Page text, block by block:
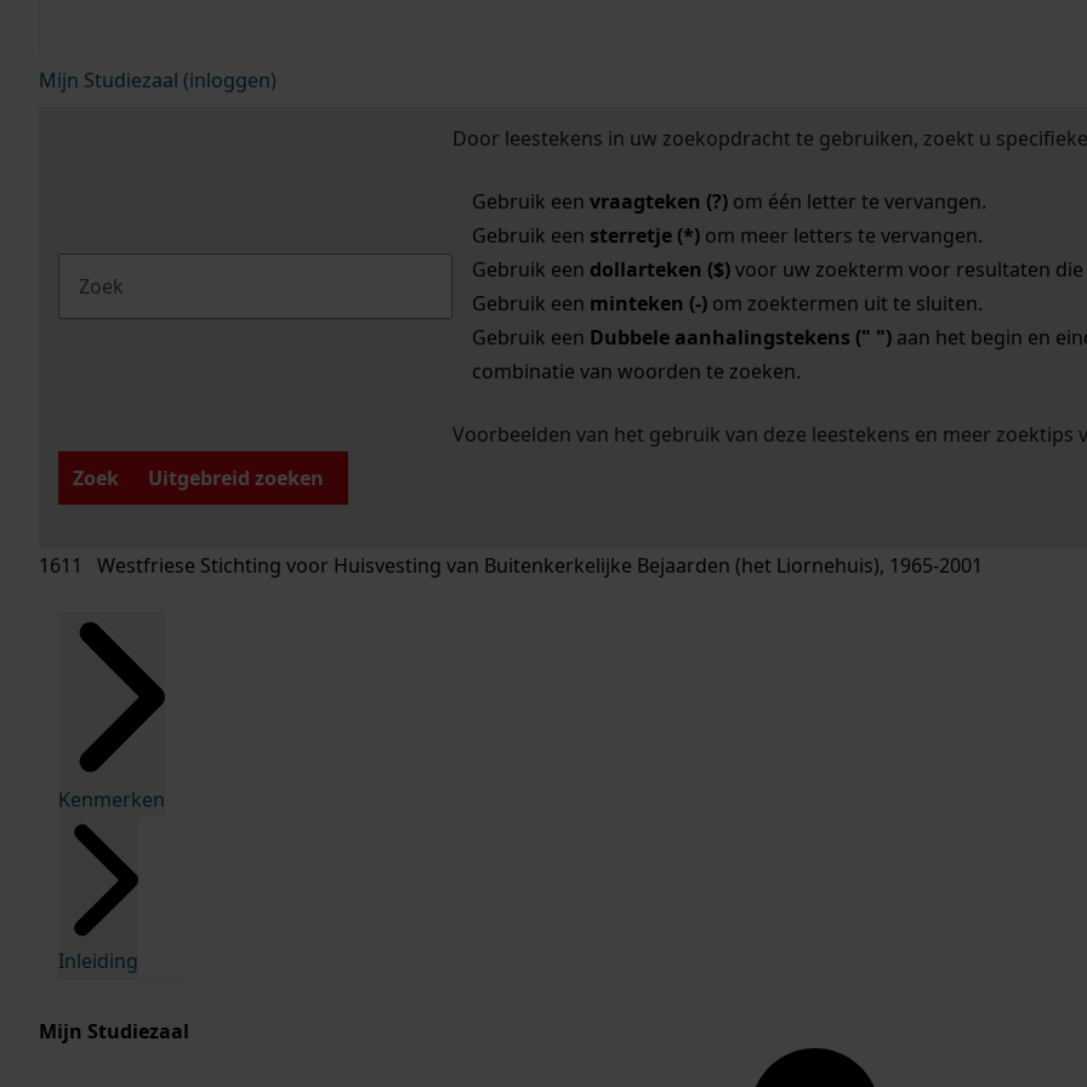
Mijn Studiezaal (inloggen)
Door leestekens in uw zoekopdracht te gebruiken, zoekt u
Gebruik een vraagteken (?)om één letter te vervangen.
Gebruik een sterretje (*)om meer letters te vervangen.
Gebruik een dollarteken ($)voor uw zoekterm voor resultaten die
Gebruik een minteken (-)om zoektermen uit te sluiten.
Gebruik een Dubbele aanhalingstekens (" ")aan het begin en
combinatie van woorden te zoeken.
Voorbeelden van het gebruik van deze leestekens en meer zoektips
Zoek
Uitgebreid zoeken
1611 Westfriese Stichting voor Huisvesting van Buitenkerkelijke Bejaarden (het Liornehuis), 1965-2001
Kenmerken
Inleiding
Mijn Studiezaal